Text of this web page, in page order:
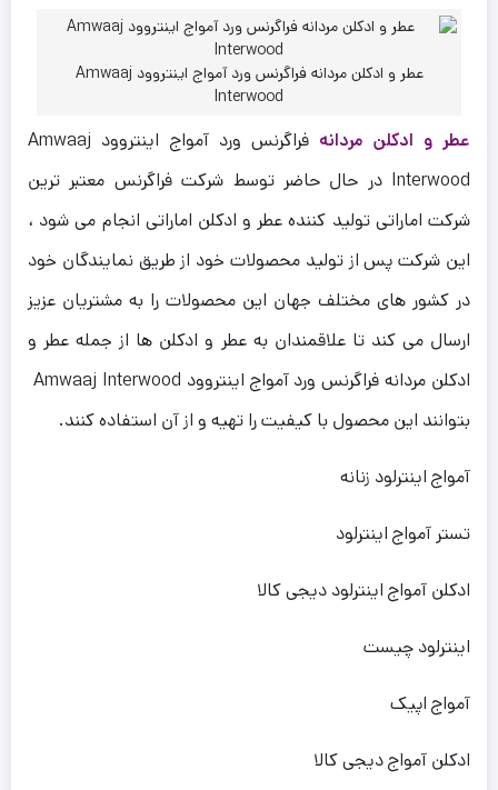
عطر و ادکلن مردانه فراگرنس ورد آمواج اینتروود Amwaaj
Interwood
عطر و ادکلن مردانه
فراگرنس ورد آمواج اینتروود Amwaaj
Interwood در حال حاضر توسط شرکت فراگرنس معتبر ترین
شرکت اماراتی تولید کننده عطر و ادکلن اماراتی انجام می شود ،
این شرکت پس از تولید محصولات خود از طریق نمایندگان خود
در کشور های مختلف جهان این محصولات را به مشتریان عزیز
ارسال می کند تا علاقمندان به عطر و ادکلن ها از جمله عطر و
بتوانند این محصول با کیفیت را تهیه و از آن استفاده کنند.
آمواج اینترلود زنانه
تستر آمواج اینترلود
ادکلن آمواج اینترلود دیجی کالا
اینترلود چیست
آمواج اپیک
ادکلن آمواج دیجی کالا